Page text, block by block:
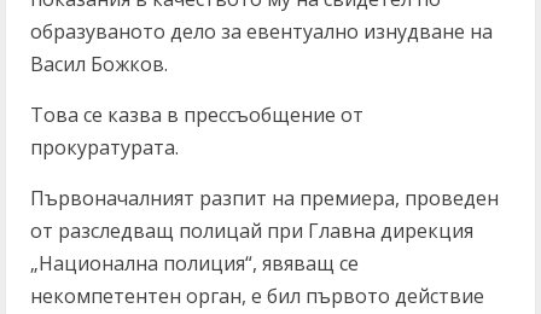
образуваното дело за евентуално изнудване на
Васил Божков.
Това се казва в прессъобщение от
прокуратурата.
Първоначалният разпит на премиера, проведен
от разследващ полицай при Главна дирекция
„Национална полиция“, явяващ се
некомпетентен орган, е бил първото действие